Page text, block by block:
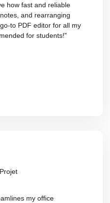
how fast and reliable
and rearranging
to PDF editor for all my
for students!”
my office